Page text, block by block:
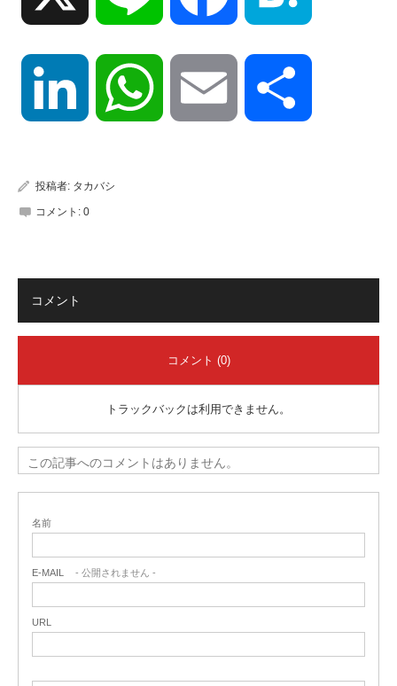
LinkedIn WhatsApp Email
投稿者: タカバシ
コメント: 0
コメント
コメント (0)
トラックバックは利用できません。
この記事へのコメントはありません。
名前
E-MAIL - 公開されません -
URL